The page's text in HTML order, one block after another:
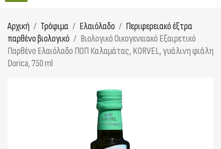
Αρχική Τρόφιμα Ελαιόλαδο
Περιφερειακό έξτρα
παρθένο βιολογικό
Βιολογικό Οικογενειακό Εξαιρετικό
Παρθένο Ελαιόλαδο ΠΟΠ Καλαμάτας, KORVEL, γυάλινη φιάλη
Dorica, 750 ml